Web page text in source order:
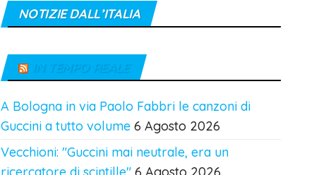
NOTIZIE DALL’ITALIA
IN TEMPO REALE
A Bologna in via Paolo Fabbri le canzoni di
Guccini a tutto volume 6 Agosto 2026
Vecchioni: "Guccini mai neutrale, era un